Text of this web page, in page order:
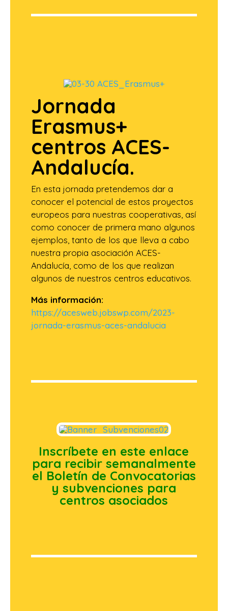
Jornada
Erasmus+
centros ACES-
Andalucía.
En esta jornada pretendemos dar a
conocer el potencial de estos proyectos
europeos para nuestras cooperativas, así
como conocer de primera mano algunos
ejemplos, tanto de los que lleva a cabo
nuestra propia asociación ACES-
Andalucía, como de los que realizan
algunos de nuestros centros educativos.
Más información:
https://acesweb.jobswp.com/2023-
jornada-erasmus-aces-andalucia
Inscríbete en este enlace
para recibir semanalmente
el Boletín de Convocatorias
y subvenciones para
centros asociados